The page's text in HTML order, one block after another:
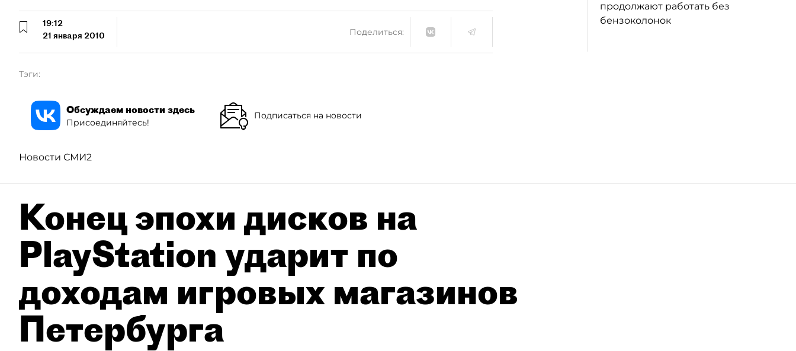
продолжают работать без
бензоколонок
19:12
21 января 2010
Поделиться:
Тэги:
Обсуждаем новости здесь
Присоединяйтесь!
Подписаться на новости
Новости СМИ2
Конец эпохи дисков на
PlayStation ударит по
доходам игровых магазинов
Петербурга